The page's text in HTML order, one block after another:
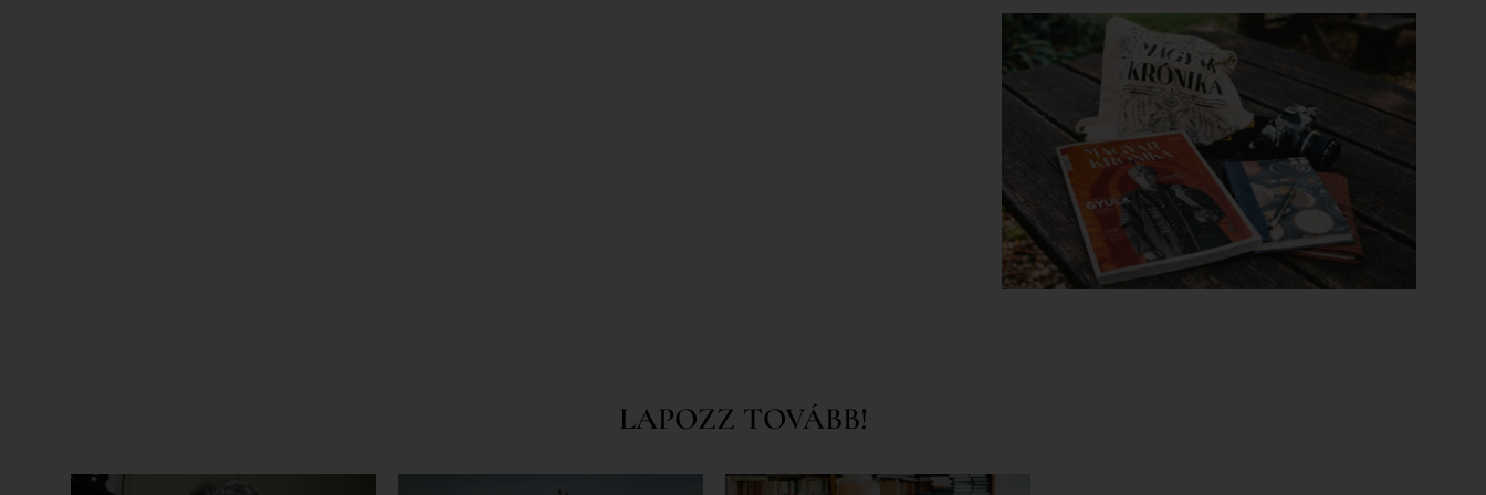
LAPOZZ TOVÁBB!